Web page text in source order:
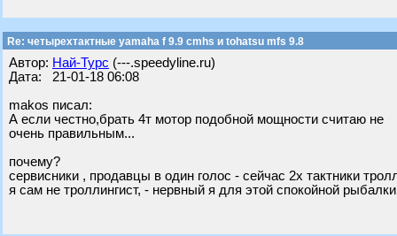
Re: четырехтактные yamaha f 9.9 cmhs и tohatsu mfs 9.8
Автор: Най-Турс (---.speedyline.ru)
Дата: 21-01-18 06:08
makos писал:
А если честно,брать 4т мотор подобной мощности считаю не
очень правильным...
почему?
сервисники , продавцы в один голос - сейчас 2х тактники
я сам не троллингист, - нервный я для этой спокойной